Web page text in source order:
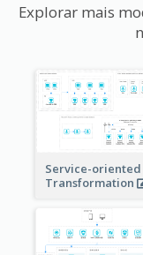
Explorar mais
Service-oriented
Transformation